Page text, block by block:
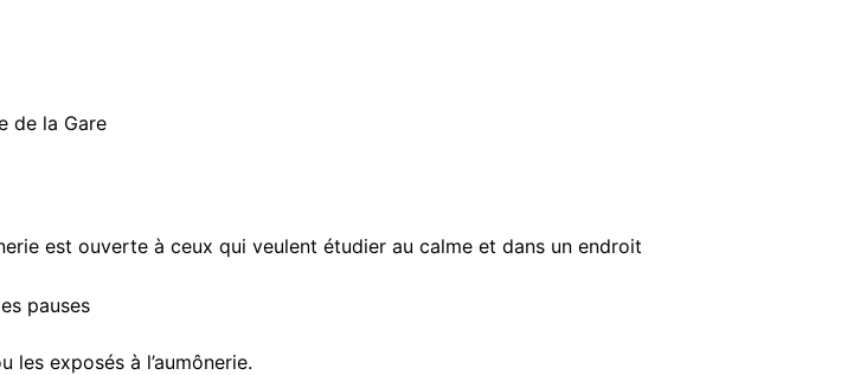
de la Gare
est ouverte à ceux qui veulent étudier au calme et dans un endroit
pauses
les exposés à l’aumônerie.